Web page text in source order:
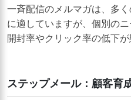
一斉配信のメルマガは、多
に適していますが、個別の
開封率やクリック率の低下が
ステップメール：顧客育